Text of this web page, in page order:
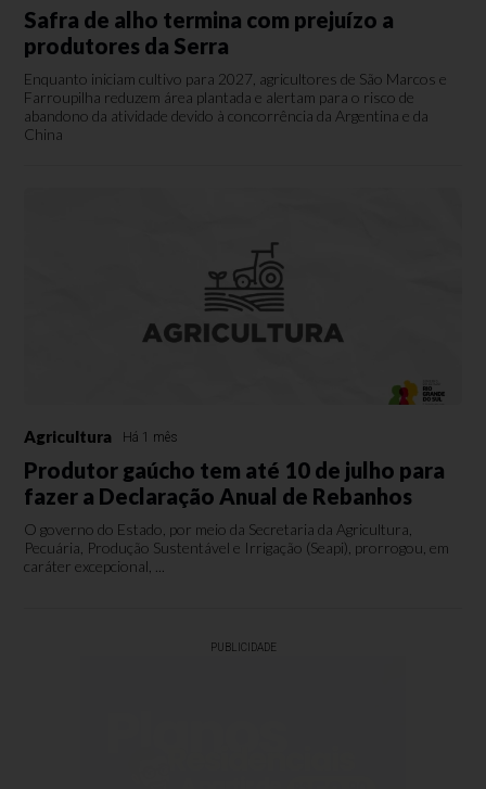
Safra de alho termina com prejuízo a
produtores da Serra
Enquanto iniciam cultivo para 2027, agricultores de São Marcos e
Farroupilha reduzem área plantada e alertam para o risco de
abandono da atividade devido à concorrência da Argentina e da
China
Agricultura Há 1 mês
Produtor gaúcho tem até 10 de julho para
fazer a Declaração Anual de Rebanhos
O governo do Estado, por meio da Secretaria da Agricultura,
Pecuária, Produção Sustentável e Irrigação (Seapi), prorrogou, em
caráter excepcional, ...
PUBLICIDADE